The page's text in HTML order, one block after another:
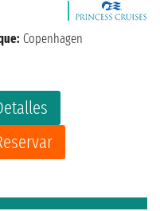
Copenhagen